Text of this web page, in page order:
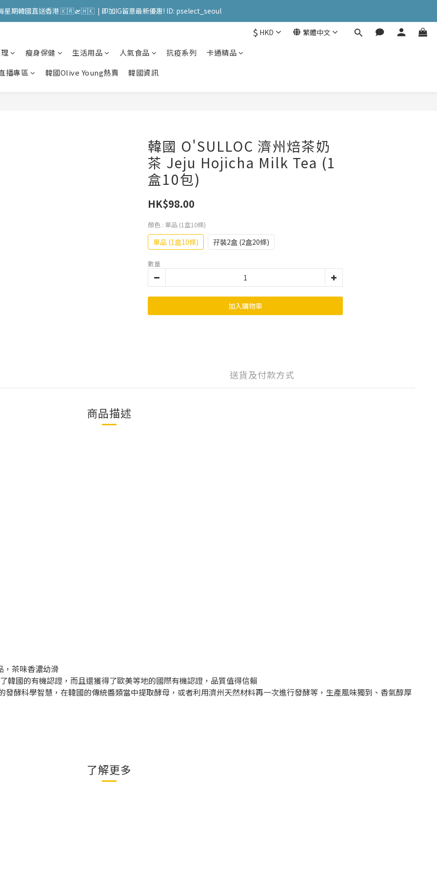
送 順豐站 / 順便智能櫃 免運費! (果汁/韓國被/直播商品除外) | FACEBOOK: PATC遊走泡菜國
星期韓國直送香港 🇰🇷🛫🇭🇰  | 即加IG留意最新優惠! ID: pselect_seoul
送 順豐站 / 順便智能櫃 免運費! (果汁/韓國被/直播商品除外) | FACEBOOK: PATC遊走泡菜國
$ HKD 繁體中文
瘦身保健 生活用品 人氣食品 抗疫系列
卡通精品
播專區
韓國Olive Young熱賣 韓國資訊
韓國 O'SULLOC 濟州焙茶奶
茶 Jeju Hojicha Milk Tea (1
盒10包)
HK$98.00
顏色 : 單品 (1盒10條)
單品 (1盒10條) 孖裝2盒 (2盒20條)
數量
加入購物車
送貨及付款方式
商品描述
茶味香濃幼滑
國的有機認證，而且還獲得了歐美等地的國際有機認證，品質值得信賴
酵科學智慧，在韓國的傳統醬類當中提取酵母，或者利用濟州天然材料再一次進行發酵等，生產風味獨到、香氣醇厚
了解更多